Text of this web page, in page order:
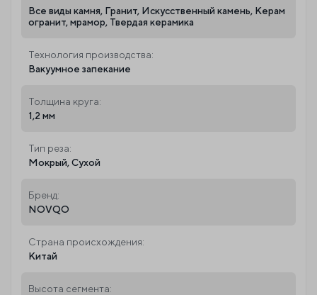
Все виды камня, Гранит, Искусственный камень, Керам
огранит, мрамор, Твердая керамика
Технология производства:
Вакуумное запекание
Толщина круга:
1,2 мм
Тип реза:
Мокрый, Сухой
Бренд:
NOVQO
Страна происхождения:
Китай
Высота сегмента: